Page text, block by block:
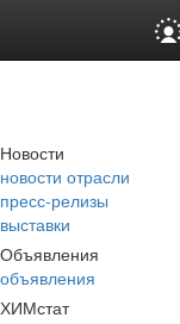
Новости
новости отрасли
пресс-релизы
выставки
Объявления
объявления
ХИМстат